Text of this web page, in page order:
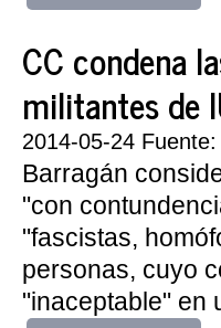
CC condena
militantes de
2014-05-24
Barragán
"con
"fascistas,
personas, cuyo
"inaceptable" en